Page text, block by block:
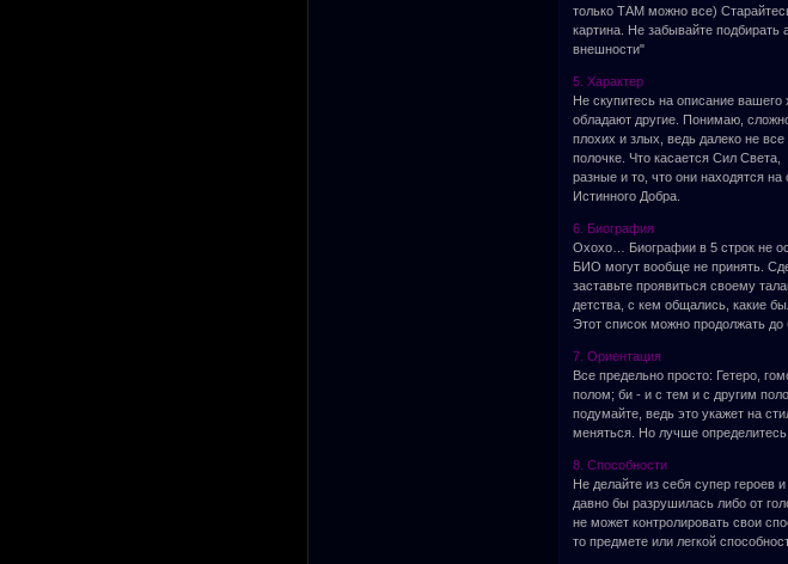
только ТАМ можно все)
картина. Не забывайте подбирать
внешности"
5. Характер
Не скупитесь на описание вашего
обладают другие. Понимаю,
плохих и злых, ведь далеко не
полочке. Что касается Сил
разные и то, что они находятся
Истинного Добра.
6. Биография
Охохо… Биографии в 5 строк не
БИО могут вообще не принять.
заставьте проявиться своему
детства, с кем общались, какие
Этот список можно продолжать до
7. Ориентация
Все предельно просто: Гетеро,
полом; би - и с тем и с другим
подумайте, ведь это укажет на
меняться. Но лучше определитесь
8. Способности
Не делайте из себя супер героев
давно бы разрушилась либо от
не может контролировать свои
то предмете или легкой